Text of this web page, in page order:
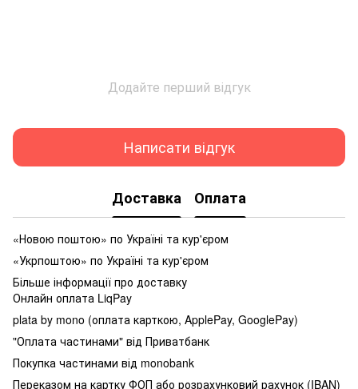
Додайте перший відгук
Написати відгук
Доставка Оплата
«Новою поштою» по Україні та кур'єром
«Укрпоштою» по Україні та кур'єром
Більше інформації про доставку
Онлайн оплата LiqPay
plata by mono (оплата карткою, ApplePay, GooglePay)
"Оплата частинами" від Приватбанк
Покупка частинами від monobank
Переказом на картку ФОП або розрахунковий рахунок (IBAN)